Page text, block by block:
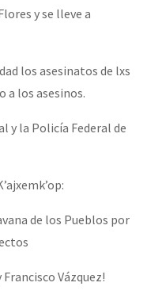
y se lleve a
los asesinatos de lxs
a los asesinos.
y la Policía Federal de
de los Pueblos por
Vázquez!